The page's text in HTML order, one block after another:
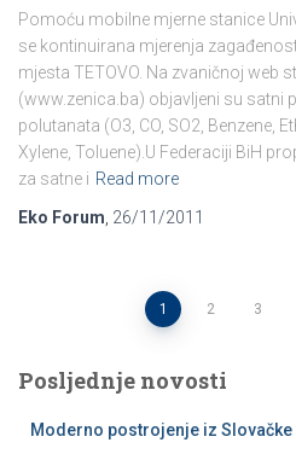
Pomoću mobilne mjerne stanice
se kontinuirana mjerenja
mjesta TETOVO. Na zvaničnoj web
(www.zenica.ba) objavljeni su satni
polutanata (O3, CO, SO2, Benzene,
Xylene, Toluene).U Federaciji BiH
za satne i Read more
Eko Forum 26/11/2011
pagination
1 2 3
Posljednje novosti
Moderno postrojenje iz Slovačke